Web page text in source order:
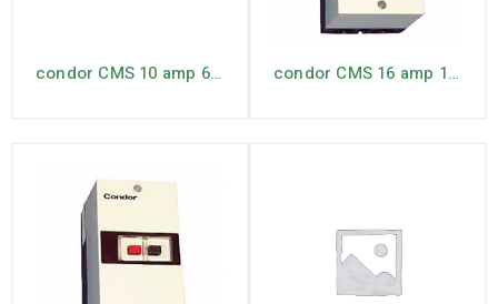
condor CMS 10 amp 6.3 – 10 condor CMS 16 amp 16 – 20